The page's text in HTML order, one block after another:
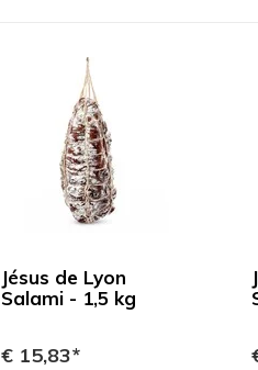
Jésus de Lyon
Salami - 1,5 kg
€ 15,83*